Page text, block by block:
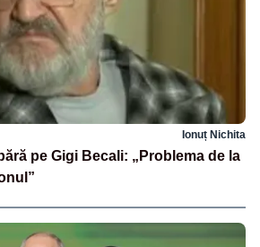
Ionuț Nichita
pe Gigi Becali: „Problema de la